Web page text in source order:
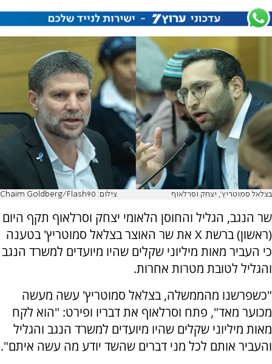
בצלאל סמוטריץ', יצחק וסרלאוף צילום: Chaim Goldberg/Flash90
שר הנגב, הגליל והחוסן הלאומי יצחק וסרלאוף תקף היום
(ראשון) ברשת X את שר האוצר בצלאל סמוטריץ' בטענה
כי העביר מאות מיליוני שקלים שהיו מיועדים למשרד הנגב
והגליל לטובת מטרות אחרות.
"כשפרשנו מהממשלה, בצלאל סמוטריץ' עשה מעשה
מכוער מאד", פתח וסרלאוף את דבריו ופירט: "הוא לקח
מאות מיליוני שקלים שהיו מיועדים למשרד הנגב והגליל
והעביר אותם לכל מני דברים שהשד יודע מה עשה איתם".